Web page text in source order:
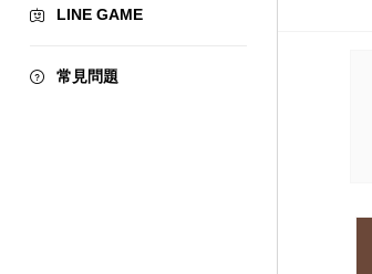
LINE GAME
常見問題